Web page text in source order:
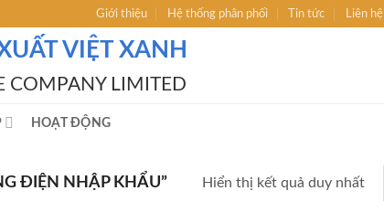
Giới thiệu Hệ thống phân phối Tin tức Liên hệ
VIỆT XANH
COMPANY LIMITED
HOẠT ĐỘNG
ĐIỆN NHẬP KHẨU” Hiển thị kết quả duy nhất